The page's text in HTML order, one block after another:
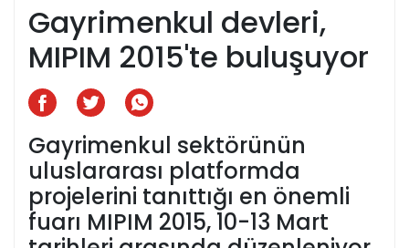
Gayrimenkul devleri,
MIPIM 2015'te buluşuyor
Gayrimenkul sektörünün
uluslararası platformda
projelerini tanıttığı en önemli
fuarı MIPIM 2015, 10-13 Mart